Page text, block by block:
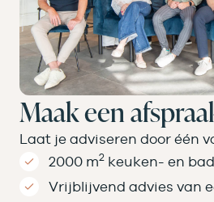
Maak een
Laat je adviseren door één
2000 m2 keuken- en
Vrijblijvend advies van